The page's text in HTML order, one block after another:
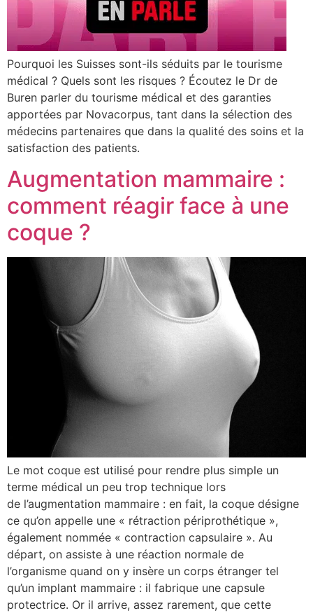
Pourquoi les Suisses sont-ils séduits par le tourisme
médical ? Quels sont les risques ? Écoutez le Dr de
Buren parler du tourisme médical et des garanties
apportées par Novacorpus, tant dans la sélection des
médecins partenaires que dans la qualité des soins et la
satisfaction des patients.
Augmentation mammaire :
comment réagir face à une
coque ?
Le mot coque est utilisé pour rendre plus simple un
terme médical un peu trop technique lors
de l’augmentation mammaire : en fait, la coque désigne
ce qu’on appelle une « rétraction périprothétique »,
également nommée « contraction capsulaire ». Au
départ, on assiste à une réaction normale de
l’organisme quand on y insère un corps étranger tel
qu’un implant mammaire : il fabrique une capsule
protectrice. Or il arrive, assez rarement, que cette